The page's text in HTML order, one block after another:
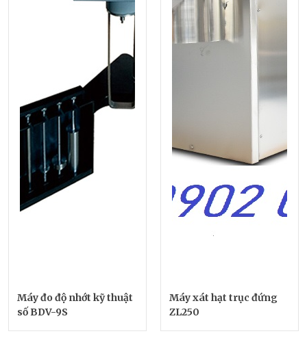
Máy đo độ nhớt kỹ thuật
số BDV-9S
Máy xát hạt trục đứng
ZL250